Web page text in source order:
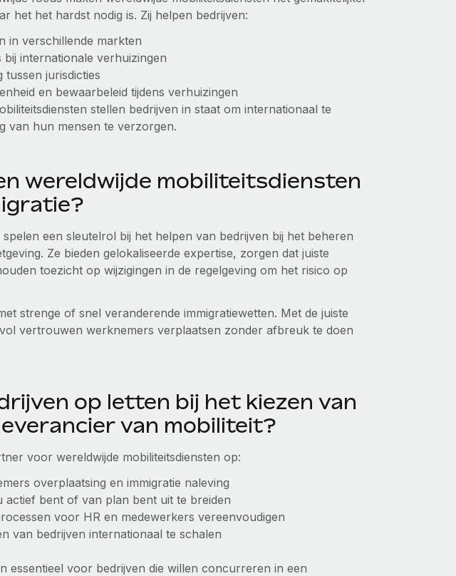
het het hardst nodig is. Zij helpen bedrijven:
in verschillende markten
internationale verhuizingen
tussen jurisdicties
en bewaarbeleid tijdens verhuizingen
stellen bedrijven in staat om internationaal te
van hun mensen te verzorgen.
wereldwijde mobiliteitsdiensten
spelen een sleutelrol bij het helpen van bedrijven bij het beheren
Ze bieden gelokaliseerde expertise, zorgen dat juiste
toezicht op wijzigingen in de regelgeving om het risico op
strenge of snel veranderende immigratiewetten. Met de juiste
vertrouwen werknemers verplaatsen zonder afbreuk te doen
op letten bij het kiezen van
van mobiliteit?
voor wereldwijde mobiliteitsdiensten op:
overplaatsing en immigratie naleving
actief bent of van plan bent uit te breiden
voor HR en medewerkers vereenvoudigen
van bedrijven internationaal te schalen
essentieel voor bedrijven die willen concurreren in een